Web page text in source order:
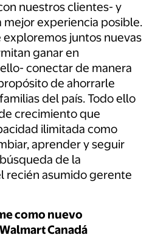
nuestros clientes- y
mejor experiencia posible.
juntos nuevas
ganar en
conectar de manera
de ahorrarle
del país. Todo ello
crecimiento que
ilimitada como
aprender y seguir
de la
recién asumido gerente
como nuevo
Canadá